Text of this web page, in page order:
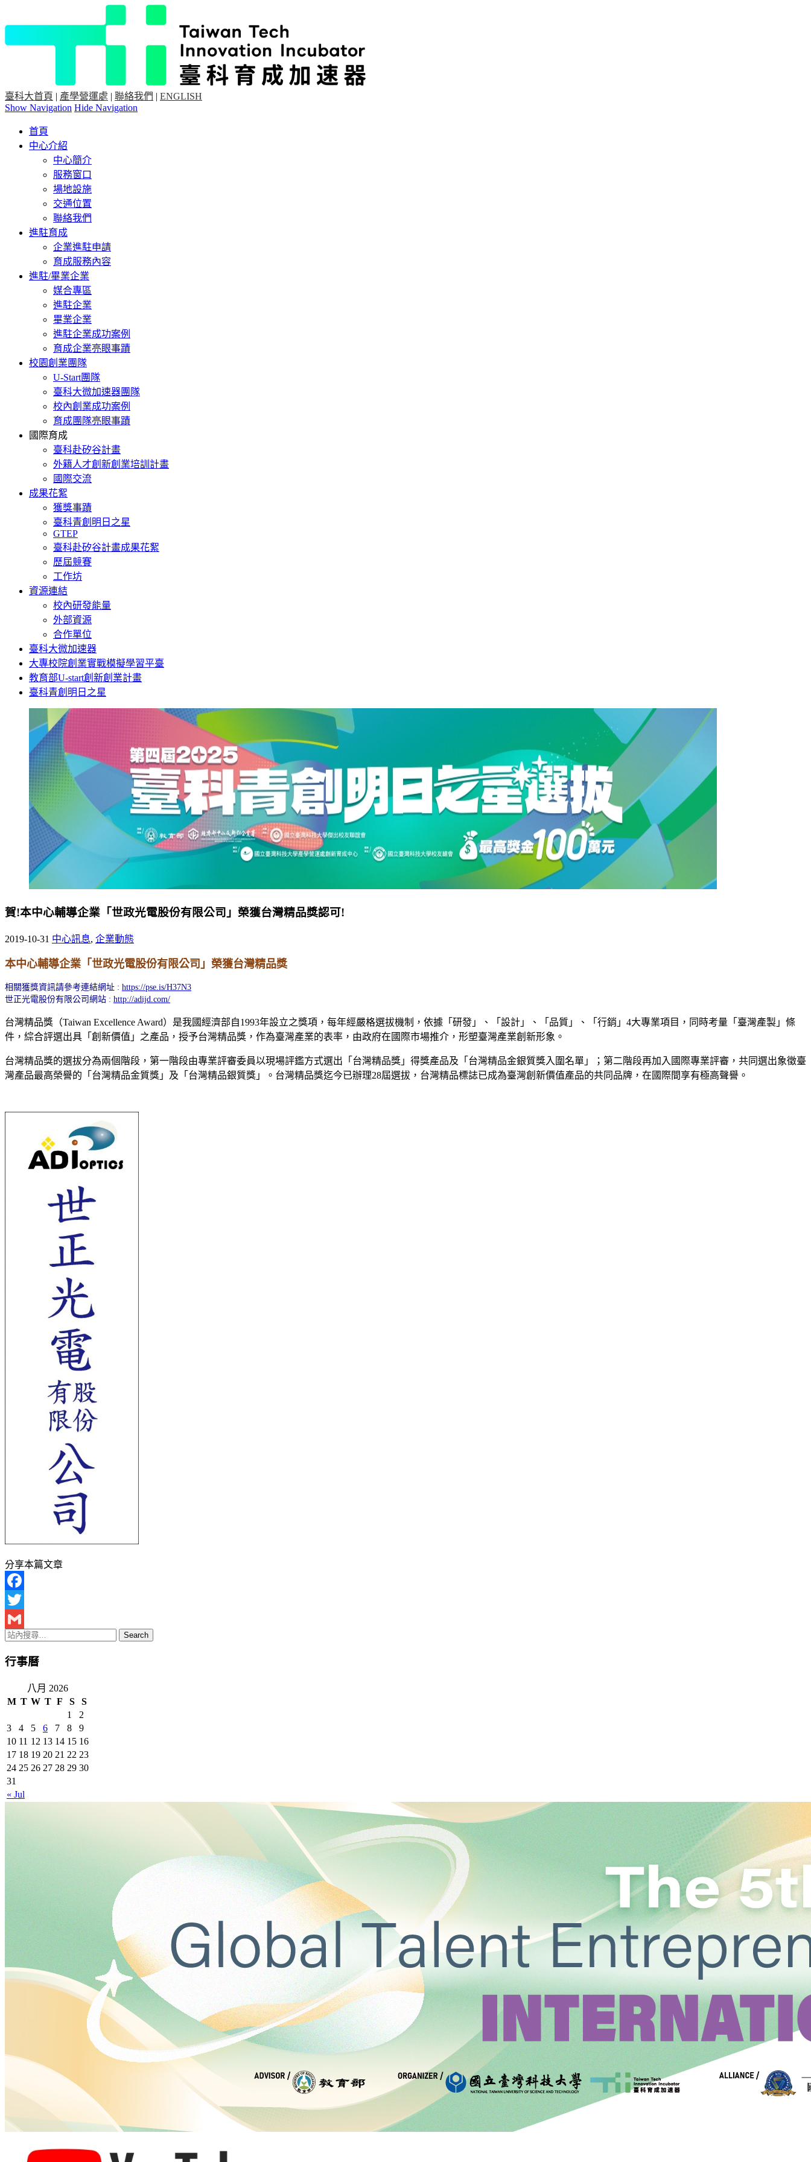
臺科大首頁 | 產學營運處 | 聯絡我們 | ENGLISH
Show Navigation Hide Navigation
首頁
中心介紹
中心簡介
服務窗口
場地設施
交通位置
聯絡我們
進駐育成
企業進駐申請
育成服務內容
進駐/畢業企業
媒合專區
進駐企業
畢業企業
進駐企業成功案例
育成企業亮眼事蹟
校園創業團隊
U-Start團隊
臺科大微加速器團隊
校內創業成功案例
育成團隊亮眼事蹟
國際育成
臺科赴矽谷計畫
外籍人才創新創業培訓計畫
國際交流
成果花絮
獲獎事蹟
臺科青創明日之星
GTEP
臺科赴矽谷計畫成果花絮
歷屆競賽
工作坊
資源連結
校內研發能量
外部資源
合作單位
臺科大微加速器
大專校院創業實戰模擬學習平臺
教育部U-start創新創業計畫
臺科青創明日之星
賀!本中心輔導企業「世政光電股份有限公司」榮獲台灣精品獎認可!
2019-10-31 中心訊息, 企業動態
本中心輔導企業「世政光電股份有限公司」榮獲台灣精品獎
相關獲獎資訊請參考連結網址 : https://pse.is/H37N3
世正光電股份有限公司網站 : http://adijd.com/
台灣精品獎（Taiwan Excellence Award）是我國經濟部自1993年設立之獎項，每年經嚴格選拔機制，依據「研發」、「設計」、「品質」、「行銷」4大專業項目，同時考量「臺灣產製」條
件，綜合評選出具「創新價值」之產品，授予台灣精品獎，作為臺灣產業的表率，由政府在國際市場推介，形塑臺灣產業創新形象。
台灣精品獎的選拔分為兩個階段，第一階段由專業評審委員以現場評鑑方式選出「台灣精品獎」得獎產品及「台灣精品金銀質獎入圍名單」；第二階段再加入國際專業評審，共同選出象徵臺
灣產品最高榮譽的「台灣精品金質獎」及「台灣精品銀質獎」。台灣精品獎迄今已辦理28屆選拔，台灣精品標誌已成為臺灣創新價值產品的共同品牌，在國際間享有極高聲譽。
分享本篇文章
Facebook
Twitter
Gmail
行事曆
八月 2026
M T W T F S S
« Jul
1
2
3
4 5 6 7 8
9
10 11 12 13 14 15 16
17 18 19 20 21 22 23
24 25 26 27 28 29 30
31